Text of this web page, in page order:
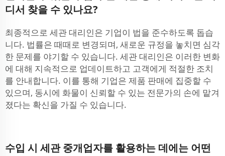
디서 찾을 수 있나요?
최종적으로 세관 대리인은 기업이 법을 준수하도록 돕습
니다. 법률은 때때로 변경되며, 새로운 규정을 놓치면 심각
한 문제를 야기할 수 있습니다. 세관 대리인은 이러한 변화
에 대해 지속적으로 업데이트하고 고객에게 적절한 조치
를 안내합니다. 이를 통해 기업은 제품 판매에 집중할 수
있으며, 동시에 화물이 신뢰할 수 있는 전문가의 손에 맡겨
졌다는 확신을 가질 수 있습니다.
수입 시 세관 중개업자를 활용하는 데에는 어떤